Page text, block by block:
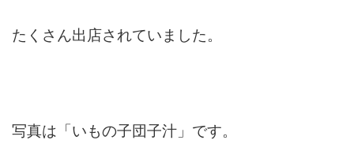
たくさん出店されていました。
写真は「いもの子団子汁」です。